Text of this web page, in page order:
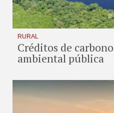
RURAL
Créditos de
ambiental pública